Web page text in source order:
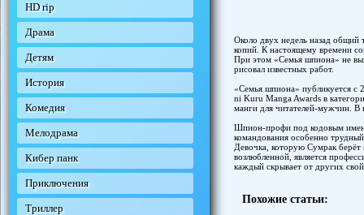
HD rip
Драма
Детям
История
Комедия
Мелодрама
Кибер панк
Приключения
Триллер
Около двух недель назад
копий. К настоящему времени
При этом «Семья шпиона» не
рисовал известных работ.
«Семья шпиона» публикуется с
ni Kuru Manga Awards в
манги для читателей-мужчин. В
Шпион-профи под кодовым
командования особенно
Девочка, которую Сумрак
возлюбленной, является
каждый скрывает от других свой
Похожие статьи: